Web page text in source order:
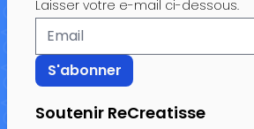
Laisser votre e-mail ci-dessous.
Soutenir ReCreatisse